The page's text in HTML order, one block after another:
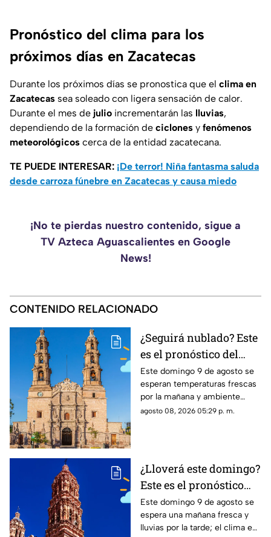
Pronóstico del clima para los
próximos días en Zacatecas
Durante los próximos días se pronostica que el clima en
Zacatecas sea soleado con ligera sensación de calor.
Durante el mes de julio incrementarán las lluvias,
dependiendo de la formación de ciclones y fenómenos
meteorológicos cerca de la entidad zacatecana.
TE PUEDE INTERESAR: ¡De terror! Niña fantasma saluda
desde carroza fúnebre en Zacatecas y causa miedo
¡No te pierdas nuestro contenido, sigue a
TV Azteca Aguascalientes en Google
News!
CONTENIDO RELACIONADO
¿Seguirá nublado? Este
es el pronóstico del
clima en
Aguascalientes HOY
domingo 9 de agosto
Este domingo 9 de agosto se
esperan temperaturas frescas
por la mañana y ambiente
cálido por la tarde; el clima en
agosto 08, 2026 05:29 p. m.
¿Lloverá este domingo?
Este es el pronóstico
del clima en Zacatecas
HOY domingo 9 de
agosto
Este domingo 9 de agosto se
espera una mañana fresca y
lluvias por la tarde; el clima en